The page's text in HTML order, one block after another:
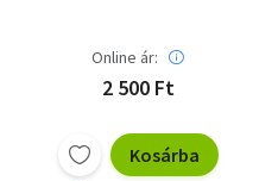
Online ár:
2 500 Ft
Kosárba